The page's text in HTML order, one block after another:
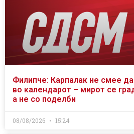
Филипче: Карпалак не смее
во календарот – мирот се
а не со поделби
08/08/2026 15:24